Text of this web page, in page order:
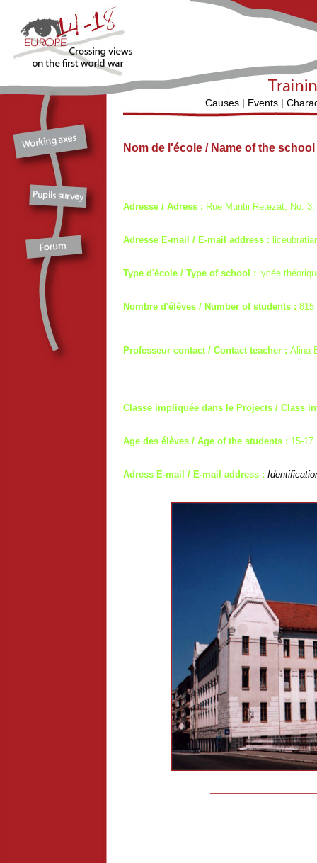
Causes | Events |
Nom de l'école / Name of the school
Adresse / Adress : Rue Muntii Retezat, No.
Adresse E-mail / E-mail address :
Type d'école / Type of school : lycée
Nombre d'élèves / Number of students : 815
Professeur contact / Contact teacher : Alina
Classe impliquée dans le Projects / Class
Age des élèves / Age of the students : 15-17
Adress E-mail / E-mail address :